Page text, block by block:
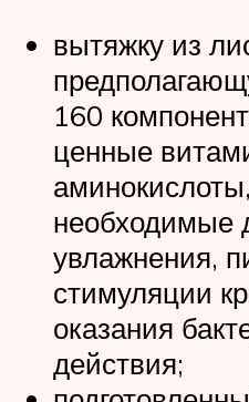
вытяжку из
160
ценные
необходимые
увлажнения,
стимуляции
оказания
действия;